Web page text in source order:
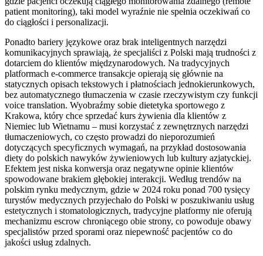
patient monitoring), taki model wyraźnie nie spełnia oczekiwań co
do ciągłości i personalizacji.
Ponadto bariery językowe oraz brak inteligentnych narzędzi
komunikacyjnych sprawiają, że specjaliści z Polski mają trudności z
dotarciem do klientów międzynarodowych. Na tradycyjnych
platformach e-commerce transakcje opierają się głównie na
statycznych opisach tekstowych i płatnościach jednokierunkowych,
bez automatycznego tłumaczenia w czasie rzeczywistym czy funkcji
voice translation. Wyobraźmy sobie dietetyka sportowego z
Krakowa, który chce sprzedać kurs żywienia dla klientów z
Niemiec lub Wietnamu – musi korzystać z zewnętrznych narzędzi
tłumaczeniowych, co często prowadzi do nieporozumień
dotyczących specyficznych wymagań, na przykład dostosowania
diety do polskich nawyków żywieniowych lub kultury azjatyckiej.
Efektem jest niska konwersja oraz negatywne opinie klientów
spowodowane brakiem głębokiej interakcji. Według trendów na
polskim rynku medycznym, gdzie w 2024 roku ponad 700 tysięcy
turystów medycznych przyjechało do Polski w poszukiwaniu usług
estetycznych i stomatologicznych, tradycyjne platformy nie oferują
mechanizmu escrow chroniącego obie strony, co powoduje obawy
specjalistów przed sporami oraz niepewność pacjentów co do
jakości usług zdalnych.